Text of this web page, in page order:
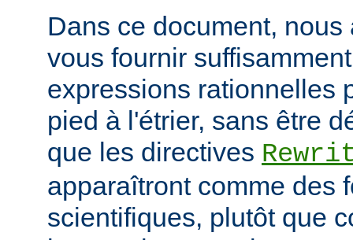
Dans ce document,
vous fournir
expressions rationnelles
pied à l'étrier, sans être
que les directives
apparaîtront comme des
scientifiques, plutôt que